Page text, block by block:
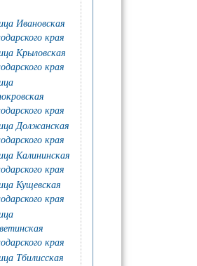
Ивановская
края
Крыловская
края
края
Должанская
края
Калининская
края
Кущевская
края
края
Тбилисская